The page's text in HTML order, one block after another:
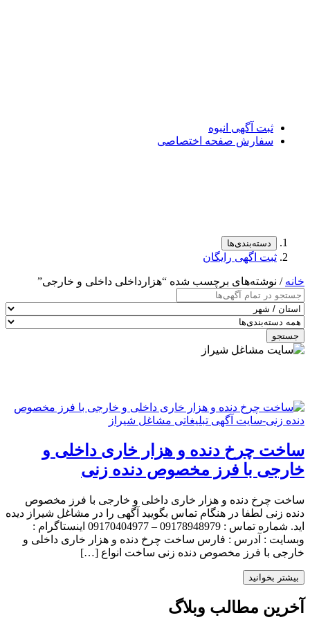
ثبت آگهی انبوه
سفارش صفحه اختصاصی
دسته‌بندی‌ها
ثبت اگهی رایگان
خانه / نوشته‌های برچسب شده “هزارداخلی داخلی و خارجی”
جستجو
ساخت چرخ دنده و هزار خاری داخلی و
خارجی با فرز مخصوص دنده زنی
ساخت چرخ دنده و هزار خاری داخلی و خارجی با فرز مخصوص
دنده زنی لطفا در هنگام تماس بگویید آگهی را در مشاغل شیراز دیده
اید. شماره تماس : 09178948979 – 09170404977 اینستاگرام :
وبسایت : آدرس : فارس ساخت چرخ دنده و هزار خاری داخلی و
خارجی با فرز مخصوص دنده زنی ساخت انواع […]
بیشتر بخوانید
آخرین مطالب وبلاگ